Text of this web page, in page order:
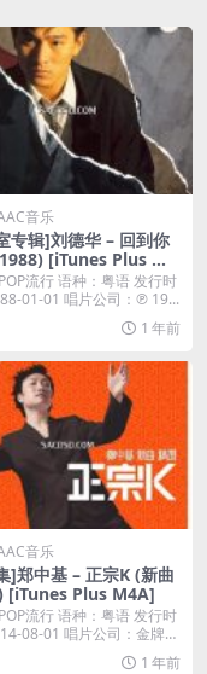
音乐
专辑]刘德华 – 回到你
[iTunes Plus M4
流行 语种：粤语 发行时
01-01 唱片公司：℗ 19...
1 年前
音乐
]郑中基 – 正宗K (新曲
[iTunes Plus M4A]
流行 语种：粤语 发行时
08-01 唱片公司：金牌大
1 年前